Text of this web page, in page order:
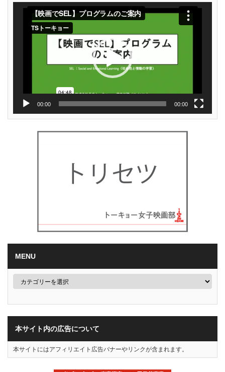
動
00:00 00:00
MENU
本サイト内の広告について
本サイトにはアフィリエイト広告バナーやリンクが含まれます。